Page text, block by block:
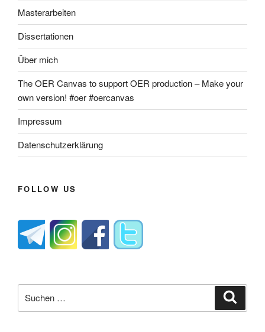
Masterarbeiten
Dissertationen
Über mich
The OER Canvas to support OER production – Make your
own version! #oer #oercanvas
Impressum
Datenschutzerklärung
FOLLOW US
nach: